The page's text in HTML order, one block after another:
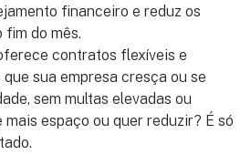
financeiro e reduz os
fim do mês.
contratos flexíveis e
sua empresa cresça ou se
sem multas elevadas ou
espaço ou quer reduzir? É só